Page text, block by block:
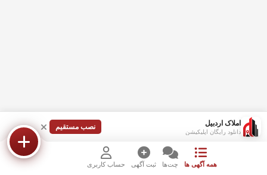
املاک اردبیل
دانلود رایگان اپلیکیشن
نصب مستقیم
همه آگهی ها چت‌ها ثبت آگهی حساب کاربری